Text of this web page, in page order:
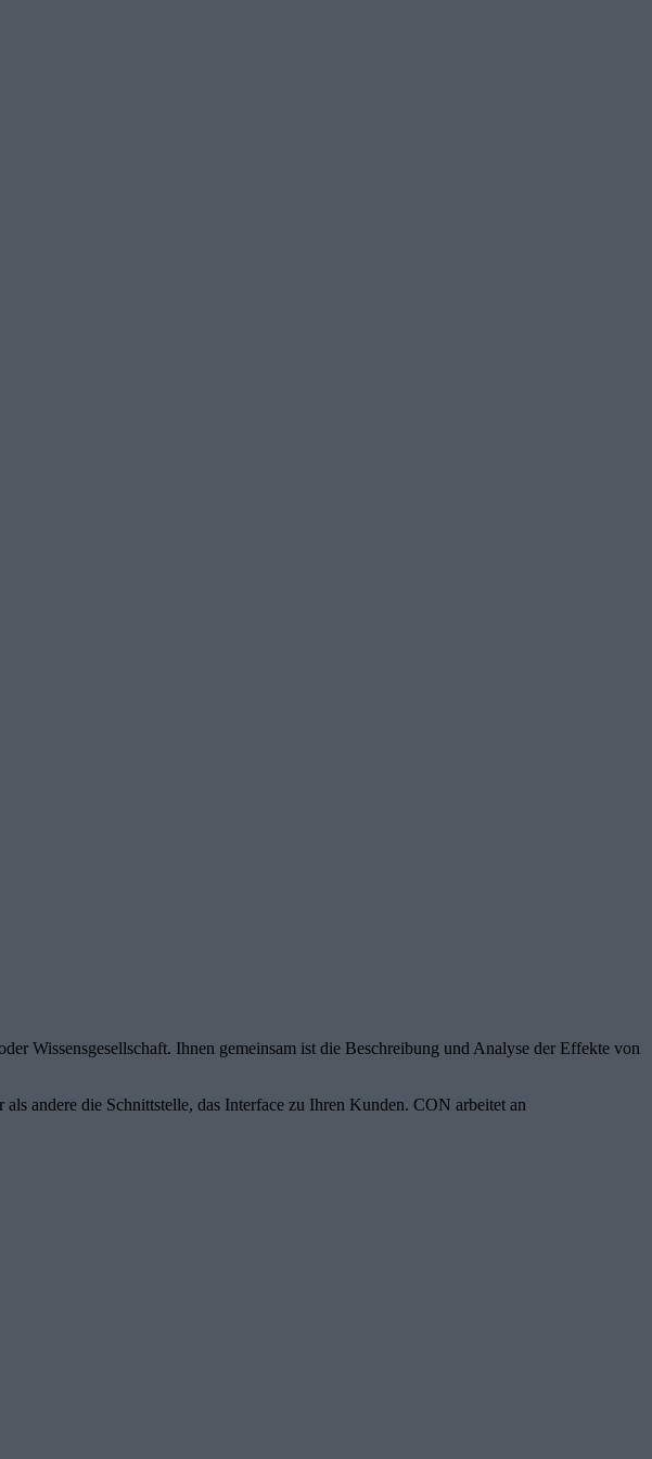
Wissensgesellschaft. Ihnen gemeinsam ist die Beschreibung und Analyse der Effekte von
andere die Schnittstelle, das Interface zu Ihren Kunden. CON arbeitet an